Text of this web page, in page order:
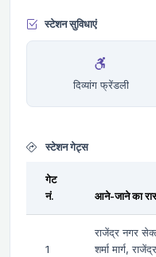
स्टेशन सुविधाएं
दिव्यांग फ्रेंडली
स्टेशन गेट्स
गेट
नं.
आने-जाने का
1
राजेंद्र नगर
शर्मा मार्ग,